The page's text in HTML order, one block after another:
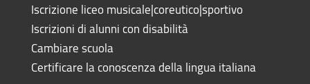
Iscrizione liceo musicale|coreutico|sportivo
Iscrizioni di alunni con disabilità
Cambiare scuola
Certificare la conoscenza della lingua italiana